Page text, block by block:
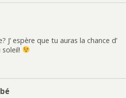
J’ espère que tu auras la chance d’